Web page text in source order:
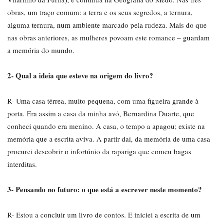
obras, um traço comum: a terra e os seus segredos, a ternura,
alguma ternura, num ambiente marcado pela rudeza. Mais do que
nas obras anteriores, as mulheres povoam este romance – guardam
a memória do mundo.
2- Qual a ideia que esteve na origem do livro?
R- Uma casa térrea, muito pequena, com uma figueira grande à
porta. Era assim a casa da minha avó, Bernardina Duarte, que
conheci quando era menino. A casa, o tempo a apagou; existe na
memória que a escrita aviva. A partir daí, da memória de uma casa
procurei descobrir o infortúnio da rapariga que comeu bagas
interditas.
3- Pensando no futuro: o que está a escrever neste momento?
R- Estou a concluir um livro de contos. E iniciei a escrita de um